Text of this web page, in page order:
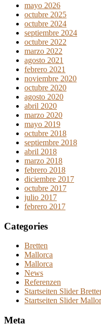
mayo 2026
octubre 2025
octubre 2024
septiembre 2024
octubre 2022
marzo 2022
agosto 2021
febrero 2021
noviembre 2020
octubre 2020
agosto 2020
abril 2020
marzo 2020
mayo 2019
octubre 2018
septiembre 2018
abril 2018
marzo 2018
febrero 2018
diciembre 2017
octubre 2017
julio 2017
febrero 2017
Categories
Bretten
Mallorca
Mallorca
News
Referenzen
Startseiten Slider
Startseiten Slider
Meta